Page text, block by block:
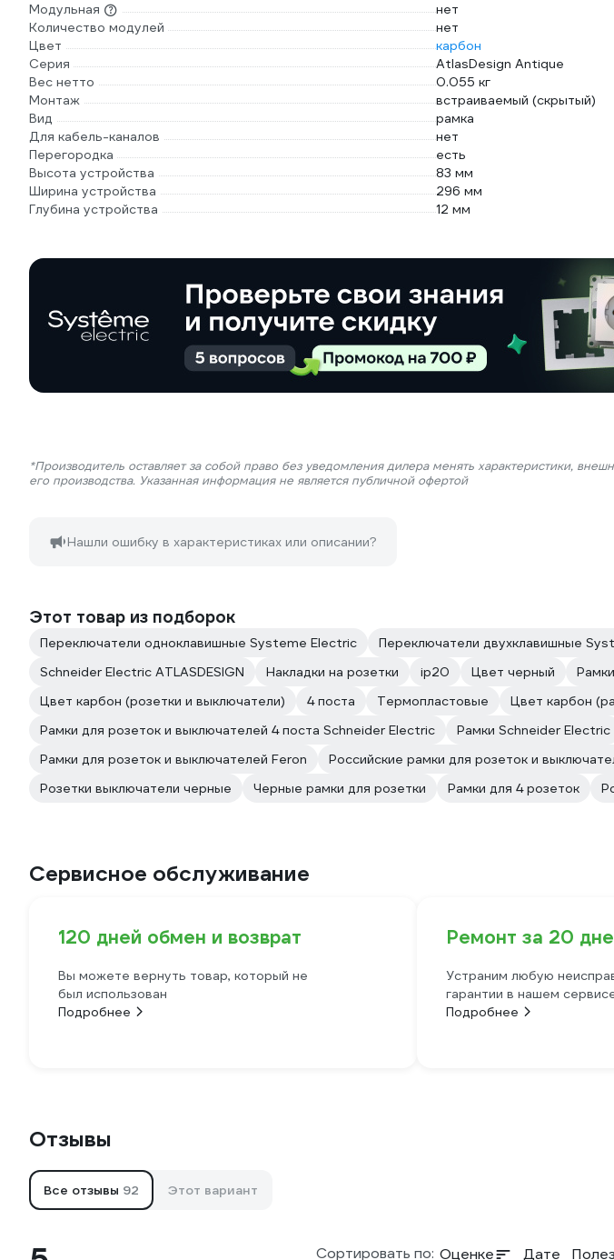
Модульная
нет
Количество модулей
нет
Цвет
карбон
Серия
AtlasDesign Antique
Вес нетто
0.055 кг
Монтаж
встраиваемый (скрытый)
Вид
рамка
Для кабель-каналов
нет
Перегородка
есть
Высота устройства
83 мм
Ширина устройства
296 мм
Глубина устройства
12 мм
*Производитель оставляет за собой право без уведомления дилера менять характеристики,
его производства. Указанная информация не является публичной офертой
Нашли ошибку в характеристиках или описании?
Этот товар из подборок
Переключатели одноклавишные Systeme Electric Переключатели двухклавишные
Schneider Electric ATLASDESIGN
Накладки на розетки ip20 Цвет черный
Цвет карбон (розетки и выключатели)
4 поста Термопластовые
Цвет карбон
Рамки для розеток и выключателей 4 поста Schneider Electric
Рамки Schneider Electric
Рамки для розеток и выключателей Feron
Российские рамки для розеток и
Розетки выключатели черные
Черные рамки для розетки Рамки для 4 розеток
Сервисное обслуживание
120 дней обмен и возврат
Вы можете вернуть товар, который не
был использован
Подробнее
Ремонт за 20
Устраним любую
гарантии в нашем
Подробнее
Отзывы
Все отзывы 92 Этот вариант
Сортировать по: Оценке Дате